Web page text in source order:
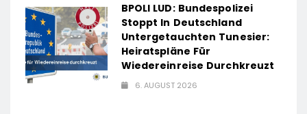
BPOLI LUD: Bundespolizei
Stoppt In Deutschland
Untergetauchten Tunesier:
Heiratspläne Für
Wiedereinreise Durchkreuzt
6. AUGUST 2026